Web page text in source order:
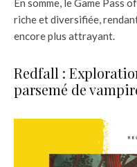
En somme, le Game Pass
riche et diversifiée,
encore plus attrayant.
Redfall :
parsemé de